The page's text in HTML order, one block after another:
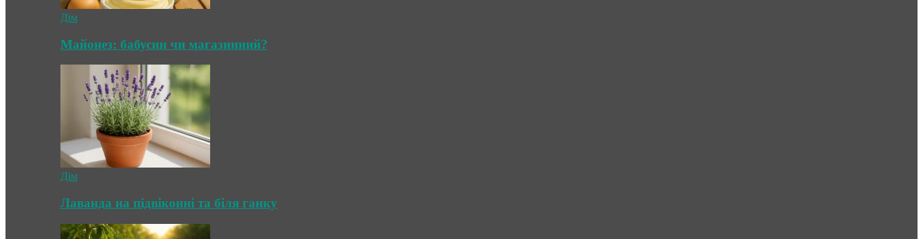
Дім
Майонез: бабусин чи магазинний?
Дім
Лаванда на підвіконні та біля ганку